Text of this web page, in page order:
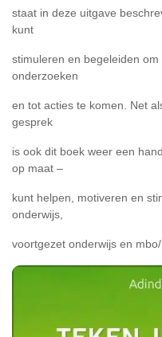
staat in deze uitgave
kunt
stimuleren en begeleiden
onderzoeken
en tot acties te komen. Net
gesprek
is ook dit boek weer een
op maat –
kunt helpen, motiveren en
onderwijs,
voortgezet onderwijs en mbo/